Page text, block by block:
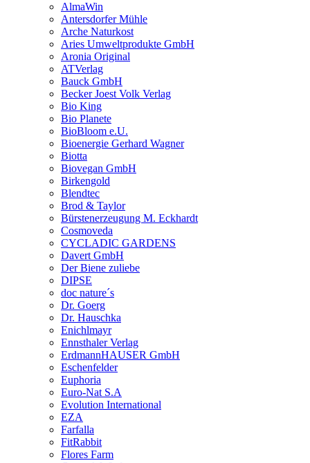
AlmaWin
Antersdorfer Mühle
Arche Naturkost
Aries Umweltprodukte GmbH
Aronia Original
ATVerlag
Bauck GmbH
Becker Joest Volk Verlag
Bio King
Bio Planete
BioBloom e.U.
Bioenergie Gerhard Wagner
Biotta
Biovegan GmbH
Birkengold
Blendtec
Brod & Taylor
Bürstenerzeugung M. Eckhardt
Cosmoveda
CYCLADIC GARDENS
Davert GmbH
Der Biene zuliebe
DIPSE
doc nature´s
Dr. Goerg
Dr. Hauschka
Enichlmayr
Ennsthaler Verlag
ErdmannHAUSER GmbH
Eschenfelder
Euphoria
Euro-Nat S.A
Evolution International
EZA
Farfalla
FitRabbit
Flores Farm